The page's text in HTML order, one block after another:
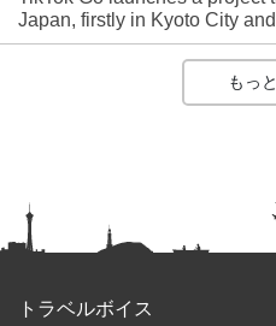
Japan, firstly in Kyoto City
もっ
トラベルボイス